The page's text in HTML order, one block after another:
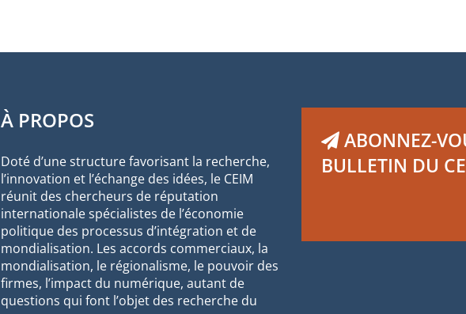
À PROPOS
Doté d’une structure favorisant la recherche,
l’innovation et l’échange des idées, le CEIM
réunit des chercheurs de réputation
internationale spécialistes de l’économie
politique des processus d’intégration et de
mondialisation. Les accords commerciaux, la
mondialisation, le régionalisme, le pouvoir des
firmes, l’impact du numérique, autant de
questions qui font l’objet des recherche du
ABONNEZ-
BULLETIN DU